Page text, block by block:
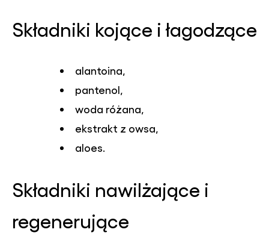
Składniki kojące i łagodzące
alantoina,
pantenol,
woda różana,
ekstrakt z owsa,
aloes.
Składniki nawilżające i
regenerujące